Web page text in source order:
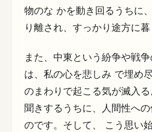
物のな かを動き回るうちに
り離され、すっかり途方に暮
また、中東という紛争や戦
は、私の心を悲しみ で埋め
のまわりで起こる気が滅入
聞きするうちに、人間性へ
のです。そして、 こう思い